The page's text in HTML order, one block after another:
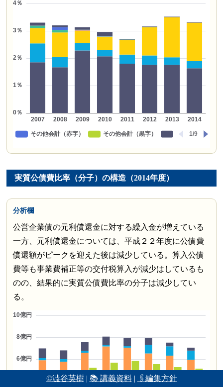
©澁谷英樹| 📚 講義資料| 🖇編集方針
実質公債費比率（分子）の構造（2014年度）
分析欄
公営企業債の元利償還金に対する繰入金が増えている
一方、元利償還金については、平成２２年度に公債費
償還額がピークを迎えた後は減少している。算入公債
費等も事業費補正等の交付税算入が減少はしているも
のの、結果的に実質公債費比率の分子は減少してい
る。